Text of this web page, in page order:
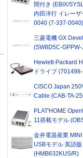
間付き (EBIX/
内田洋行 イレー
0040 (7-337-0040)
三菱電機 GX
(SW8D5C-GPPW-
Hewlett-Packard
ドライブ
CISCO Japan
Cable (CAB-TA-
PLAT'HOME
11搭載モデル
金井電器産業
USBモデル 英語
(HMB632KUS/R)